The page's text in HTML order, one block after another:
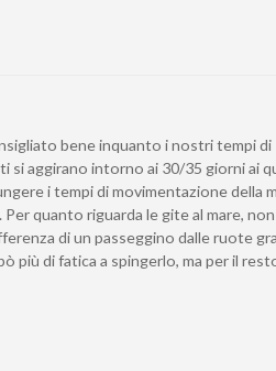
bene inquanto i nostri tempi di
si aggirano intorno ai 30/35 giorni ai
i tempi di movimentazione della
quanto riguarda le gite al mare,
di un passeggino dalle ruote
più di fatica a spingerlo, ma per il